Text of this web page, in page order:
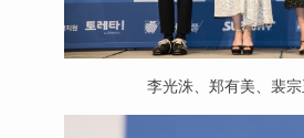
李光洙、郑有美、裴